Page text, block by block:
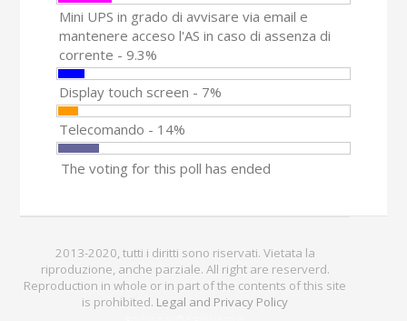
Mini UPS in grado di avvisare via email e
mantenere acceso l'AS in caso di assenza di
corrente - 9.3%
Display touch screen - 7%
Telecomando - 14%
The voting for this poll has ended
2013-2020, tutti i diritti sono riservati. Vietata la
riproduzione, anche parziale. All right are reserverd.
Reproduction in whole or in part of the contents of this site
is prohibited. Legal and Privacy Policy